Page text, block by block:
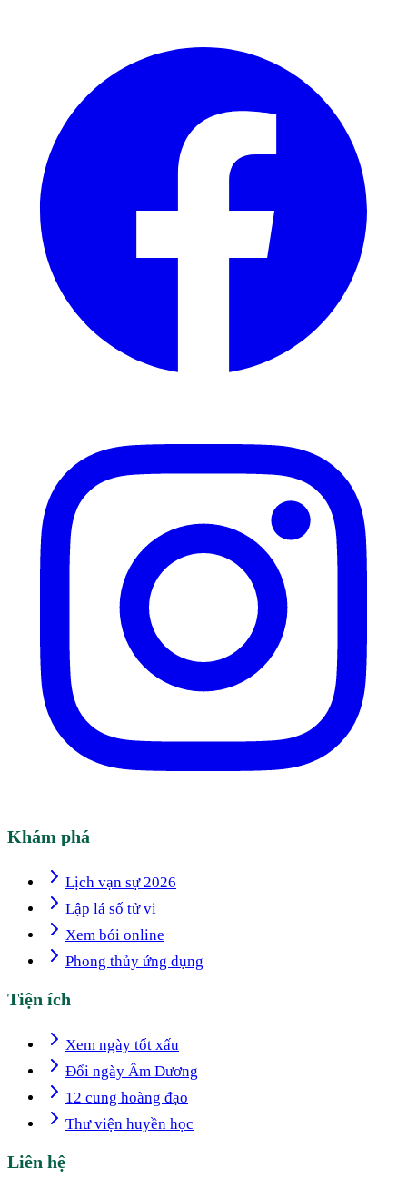
Khám phá
Lịch vạn sự 2026
Lập lá số tử vi
Xem bói online
Phong thủy ứng dụng
Tiện ích
Xem ngày tốt xấu
Đổi ngày Âm Dương
12 cung hoàng đạo
Thư viện huyền học
Liên hệ